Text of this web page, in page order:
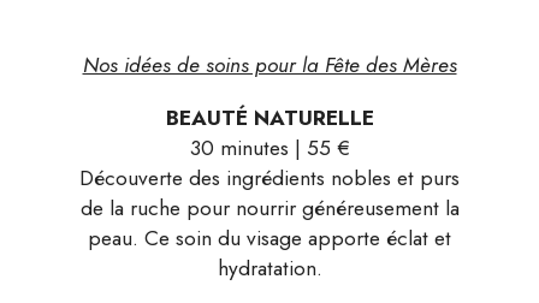
Nos idées de soins pour la Fête des Mères
BEAUTÉ NATURELLE
30 minutes | 55 €
Découverte des ingrédients nobles et purs
de la ruche pour nourrir généreusement la
peau. Ce soin du visage apporte éclat et
hydratation.